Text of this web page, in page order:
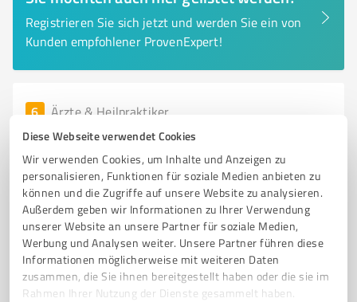
Diese Webseite verwendet Cookies
Wir verwenden Cookies, um Inhalte und Anzeigen zu
personalisieren, Funktionen für soziale Medien anbieten zu
können und die Zugriffe auf unsere Website zu analysieren.
Außerdem geben wir Informationen zu Ihrer Verwendung
unserer Website an unsere Partner für soziale Medien,
Werbung und Analysen weiter. Unsere Partner führen diese
Informationen möglicherweise mit weiteren Daten
zusammen, die Sie ihnen bereitgestellt haben oder die sie im
Rahmen Ihrer Nutzung der Dienste gesammelt haben.
Registrieren Sie sich jetzt und werden Sie ein von
Kunden empfohlener ProvenExpert!
6 Ärzte & Heilpraktiker
Dr. med. Anne Wustmann, Dr. med. Thomas
Wustmann
Gemeinschaftspraxis Wustmann in Mittweida -
Allgemeinmedizin und Pneumologie
GEMEINSCHAFTSPRAXIS ALLGEMEINMEDIZIN INNERE MEDIZIN
PNEUMOLOGIE IMPFUNGEN MITTWEIDA
MEDIZINISCHE VERSORGUNG FACHÄRZTE PATIENTENBETREUUNG
GESUNDHEITSVORSORGE ATEMWEGSERKRANKUNGEN PRÄVENTION